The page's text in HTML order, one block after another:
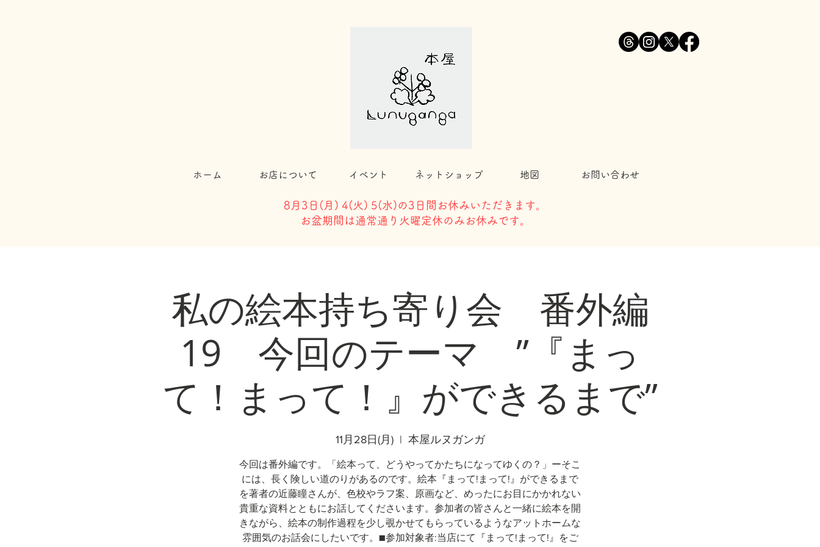
ホーム お店について イベント ネットショップ 地図 お問い合わせ
8月3日( 月) 4(火) 5(水)の3日間お休みいただきます。
​お盆期間は通常通り火曜定休のみお休みです。
私の絵本持ち寄り会 番外編
19 今回のテーマ ”『まっ
て！まって！』ができるまで”
11月28日(月)
  |
本屋ルヌガンガ
今回は番外編です。「絵本って、どうやってかたちになってゆくの？」ーそこ
には、長く険しい道のりがあるのです。絵本『まって!まって!』ができるまで
を著者の近藤瞳さんが、色校やラフ案、原画など、めったにお目にかかれない
貴重な資料とともにお話してくださいます。参加者の皆さんと一緒に絵本を開
きながら、絵本の制作過程を少し覗かせてもらっているようなアットホームな
雰囲気のお話会にしたいです。■参加対象者:当店にて『まって!まって!』をご